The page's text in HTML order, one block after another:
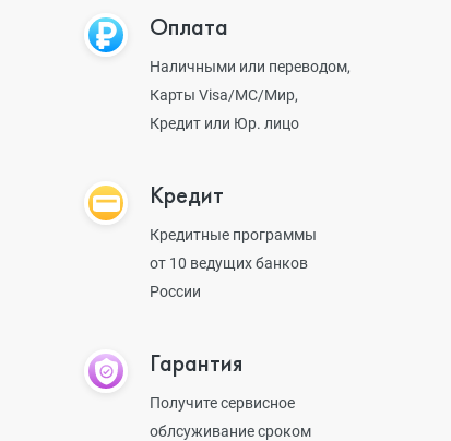
Оплата
Наличными или переводом,
Карты Visa/MC/Мир,
Кредит или Юр. лицо
Кредит
Кредитные программы
от 10 ведущих банков
России
Гарантия
Получите сервисное
облсуживание сроком